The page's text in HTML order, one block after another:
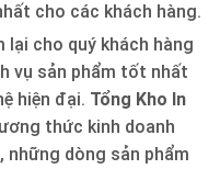
cho các khách hàng.
cho quý khách hàng
vụ sản phẩm tốt nhất
hiện đại. Tổng Kho In
thức kinh doanh
những dòng sản phẩm